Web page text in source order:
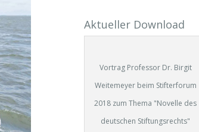
Aktueller Download
Vortrag Professor Dr. Birgit
Weitemeyer beim Stifterforum
2018 zum Thema "Novelle des
deutschen Stiftungsrechts"